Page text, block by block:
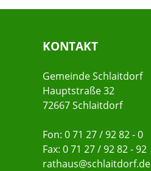
KONTAKT
Gemeinde Schlaitdorf
Hauptstraße 32
72667 Schlaitdorf
Fon: 0 71 27 / 92 82 - 0
Fax: 0 71 27 / 92 82 - 92
rathaus@schlaitdorf.de